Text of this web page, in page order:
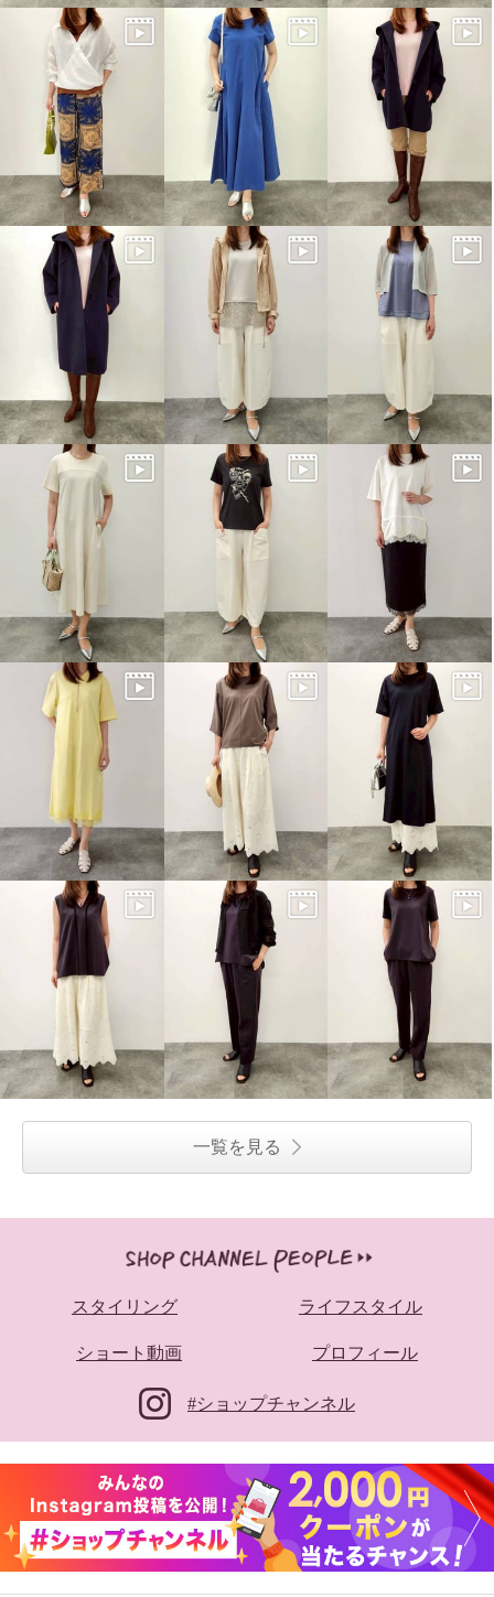
一覧を見る
スタイリング ライフスタイル
ショート動画 プロフィール
#ショップチャンネル